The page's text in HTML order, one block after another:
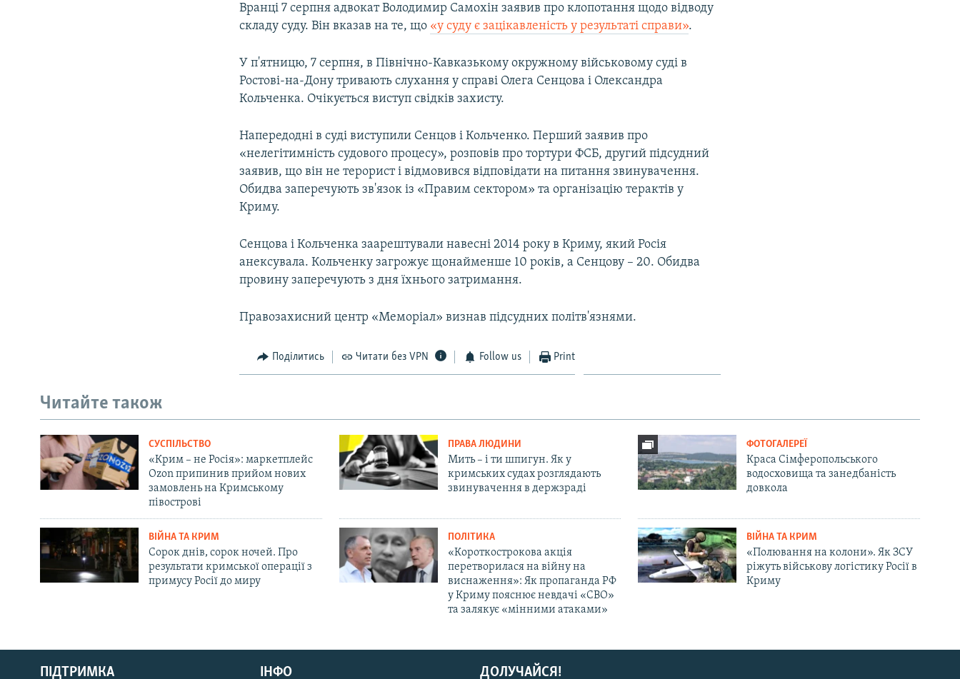
Русский
Qırımtatar
Вранці 7 серпня адвокат Володимир Самохін заявив про клопотання щодо відводу
складу суду. Він вказав на те, що «у суду є зацікавленість у результаті справи».
У п'ятницю, 7 серпня, в Північно-Кавказькому окружному військовому суді в
Ростові-на-Дону тривають слухання у справі Олега Сенцова і Олександра
Кольченка. Очікується виступ свідків захисту.
Напередодні в суді виступили Сенцов і Кольченко. Перший заявив про
«нелегітимність судового процесу», розповів про тортури ФСБ, другий підсудний
заявив, що він не терорист і відмовився відповідати на питання звинувачення.
Обидва заперечують зв'язок із «Правим сектором» та організацію терактів у
Криму.
Сенцова і Кольченка заарештували навесні 2014 року в Криму, який Росія
анексувала. Кольченку загрожує щонайменше 10 років, а Сенцову – 20. Обидва
провину заперечують з дня їхнього затримання.
Правозахисний центр «Меморіал» визнав підсудних політв'язнями.
Поділитись Читати без VPN Follow us Print
Читайте також
СУСПІЛЬСТВО
«Крим – не Росія»: маркетплейс
Ozon припинив прийом нових
замовлень на Кримському
півострові
ПРАВА ЛЮДИНИ
Мить – і ти шпигун. Як у
кримських судах розглядають
звинувачення в держзраді
ФОТОГАЛЕРЕЇ
Краса Сімферопольського
водосховища та занедбаність
довкола
ВІЙНА ТА КРИМ
Сорок днів, сорок ночей. Про
результати кримської операції з
примусу Росії до миру
ПОЛІТИКА
«Короткострокова акція
перетворилася на війну на
виснаження»: Як пропаганда РФ
у Криму пояснює невдачі «СВО»
та залякує «мінними атаками»
ВІЙНА ТА КРИМ
«Полювання на колони». Як ЗСУ
ріжуть військову логістику Росії в
Криму
ДОЛУЧАЙСЯ!
ПІДТРИМКА ІНФО